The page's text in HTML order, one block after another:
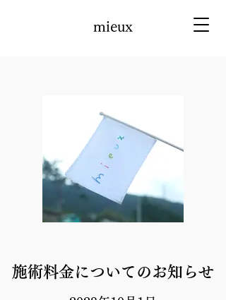
mieux
施術料金についてのお知らせ